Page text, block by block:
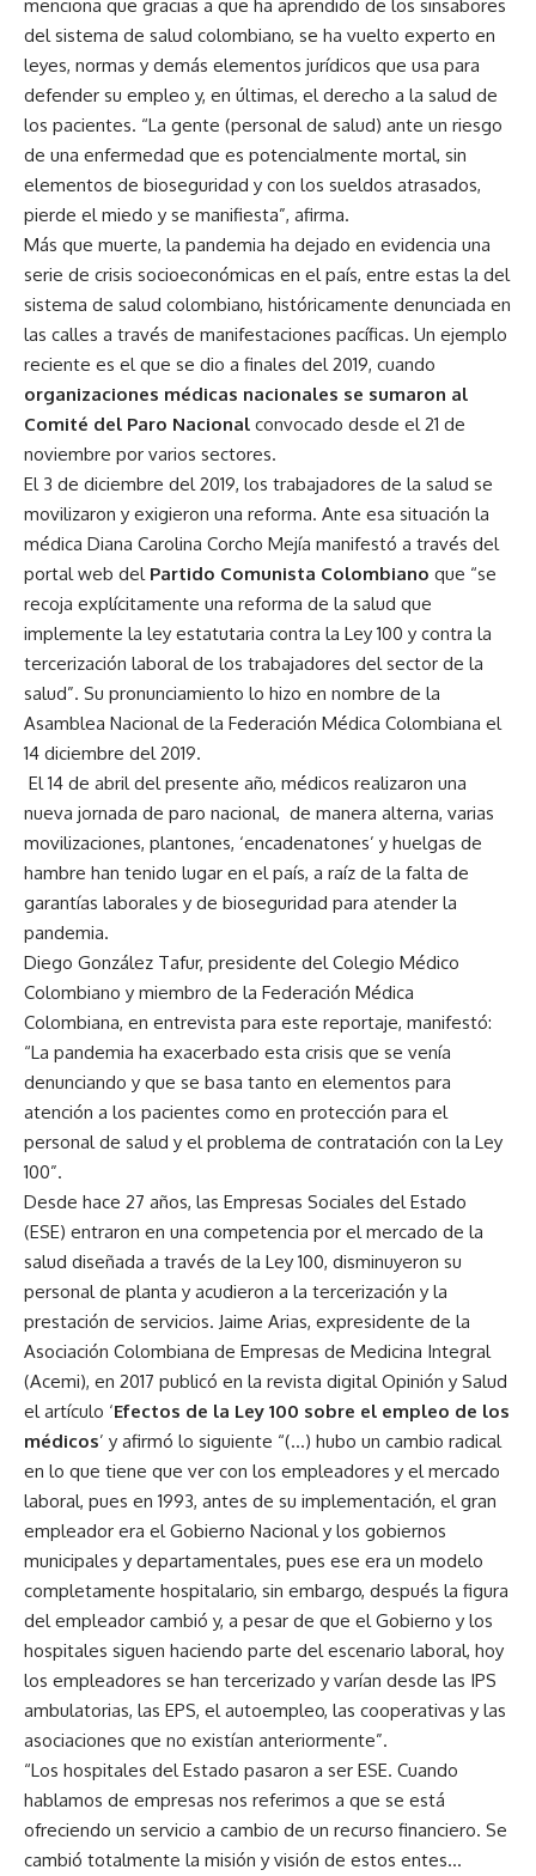
menciona que gracias a que ha aprendido de los sinsabores
del sistema de salud colombiano, se ha vuelto experto en
leyes, normas y demás elementos jurídicos que usa para
defender su empleo y, en últimas, el derecho a la salud de
los pacientes. “La gente (personal de salud) ante un riesgo
de una enfermedad que es potencialmente mortal, sin
elementos de bioseguridad y con los sueldos atrasados,
pierde el miedo y se manifiesta”, afirma.
Más que muerte, la pandemia ha dejado en evidencia una
serie de crisis socioeconómicas en el país, entre estas la del
sistema de salud colombiano, históricamente denunciada en
las calles a través de manifestaciones pacíficas. Un ejemplo
reciente es el que se dio a finales del 2019, cuando
organizaciones médicas nacionales se sumaron al
Comité del Paro Nacional convocado desde el 21 de
noviembre por varios sectores.
El 3 de diciembre del 2019, los trabajadores de la salud se
movilizaron y exigieron una reforma. Ante esa situación la
médica Diana Carolina Corcho Mejía manifestó a través del
portal web del Partido Comunista Colombiano que “se
recoja explícitamente una reforma de la salud que
implemente la ley estatutaria contra la Ley 100 y contra la
tercerización laboral de los trabajadores del sector de la
salud”. Su pronunciamiento lo hizo en nombre de la
Asamblea Nacional de la Federación Médica Colombiana el
14 diciembre del 2019.
El 14 de abril del presente año, médicos realizaron una
nueva jornada de paro nacional, de manera alterna, varias
movilizaciones, plantones, ‘encadenatones’ y huelgas de
hambre han tenido lugar en el país, a raíz de la falta de
garantías laborales y de bioseguridad para atender la
pandemia.
Diego González Tafur, presidente del Colegio Médico
Colombiano y miembro de la Federación Médica
Colombiana, en entrevista para este reportaje, manifestó:
“La pandemia ha exacerbado esta crisis que se venía
denunciando y que se basa tanto en elementos para
atención a los pacientes como en protección para el
personal de salud y el problema de contratación con la Ley
100”.
Desde hace 27 años, las Empresas Sociales del Estado
(ESE) entraron en una competencia por el mercado de la
salud diseñada a través de la Ley 100, disminuyeron su
personal de planta y acudieron a la tercerización y la
prestación de servicios. Jaime Arias, expresidente de la
Asociación Colombiana de Empresas de Medicina Integral
(Acemi), en 2017 publicó en la revista digital Opinión y Salud
el artículo ‘Efectos de la Ley 100 sobre el empleo de los
médicos’ y afirmó lo siguiente “(…) hubo un cambio radical
en lo que tiene que ver con los empleadores y el mercado
laboral, pues en 1993, antes de su implementación, el gran
empleador era el Gobierno Nacional y los gobiernos
municipales y departamentales, pues ese era un modelo
completamente hospitalario, sin embargo, después la figura
del empleador cambió y, a pesar de que el Gobierno y los
hospitales siguen haciendo parte del escenario laboral, hoy
los empleadores se han tercerizado y varían desde las IPS
ambulatorias, las EPS, el autoempleo, las cooperativas y las
asociaciones que no existían anteriormente”.
“Los hospitales del Estado pasaron a ser ESE. Cuando
hablamos de empresas nos referimos a que se está
ofreciendo un servicio a cambio de un recurso financiero. Se
cambió totalmente la misión y visión de estos entes…